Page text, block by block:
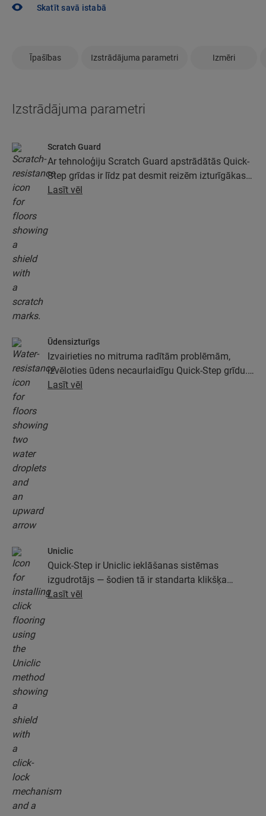
Skatīt savā istabā
Īpašības Izstrādājuma parametri Izmēri
Izstrādājuma parametri
Scratch Guard
Ar tehnoloģiju Scratch Guard apstrādātās Quick-
Step grīdas ir līdz pat desmit reizēm izturīgākas
pret skrāpējumiem nekā grīdas, kas nav
Lasīt vēl
Ūdensizturīgs
Izvairieties no mitruma radītām problēmām,
izvēloties ūdens necaurlaidīgu Quick-Step grīdu.
Šīs grīdas ne tikai izskatās īpaši eleganti un
Lasīt vēl
Uniclic
Quick-Step ir Uniclic ieklāšanas sistēmas
izgudrotājs — šodien tā ir standarta klikšķa
ieklāšanas sistēma. Izmantojiet revolucionāro un
Lasīt vēl